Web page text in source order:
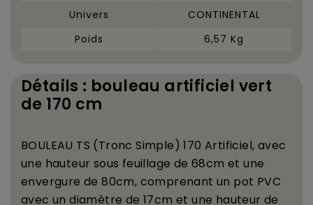
Univers
CONTINENTAL
Poids
6,57 Kg
Détails : bouleau artificiel vert
de 170 cm
BOULEAU TS (Tronc Simple) 170 Artificiel, avec
une hauteur sous feuillage de 68cm et une
envergure de 80cm, comprenant un pot PVC
avec un diamètre de 17cm et une hauteur de